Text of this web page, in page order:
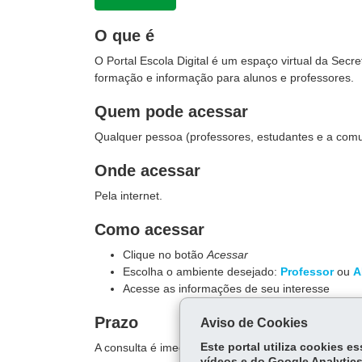
O que é
O Portal Escola Digital é um espaço virtual da
formação e informação para alunos e professores.
Quem pode acessar
Qualquer pessoa (professores, estudantes e a
Onde acessar
Pela internet.
Como acessar
Clique no botão Acessar
Escolha o ambiente desejado: Professorou
Acesse as informações de seu interesse
Prazo
A consulta é imediata.
Aviso de Cookies
Este portal utiliza cookies